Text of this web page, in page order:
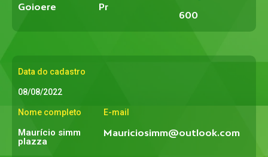
Goioere Pr
600
Data do cadastro
08/08/2022
Nome completo
Maurício simm
plazza
E-mail
Mauriciosimm@outlook.com